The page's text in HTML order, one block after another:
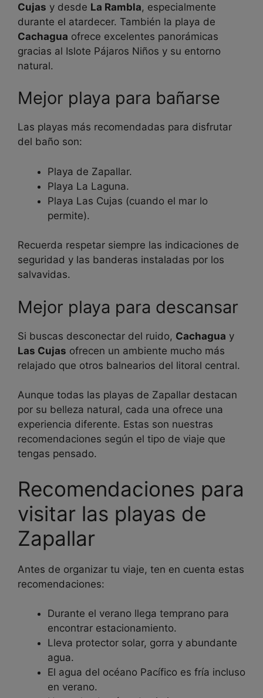
Cujas y desde La Rambla, especialmente
durante el atardecer. También la playa de
Cachagua ofrece excelentes panorámicas
gracias al Islote Pájaros Niños y su entorno
natural.
Mejor playa para bañarse
Las playas más recomendadas para disfrutar
del baño son:
Playa de Zapallar.
Playa La Laguna.
Playa Las Cujas (cuando el mar lo
permite).
Recuerda respetar siempre las indicaciones de
seguridad y las banderas instaladas por los
salvavidas.
Mejor playa para descansar
Si buscas desconectar del ruido, Cachagua y
Las Cujas ofrecen un ambiente mucho más
relajado que otros balnearios del litoral central.
Aunque todas las playas de Zapallar destacan
por su belleza natural, cada una ofrece una
experiencia diferente. Estas son nuestras
recomendaciones según el tipo de viaje que
tengas pensado.
Recomendaciones para
visitar las playas de
Zapallar
Antes de organizar tu viaje, ten en cuenta estas
recomendaciones:
Durante el verano llega temprano para
encontrar estacionamiento.
Lleva protector solar, gorra y abundante
agua.
El agua del océano Pacífico es fría incluso
en verano.